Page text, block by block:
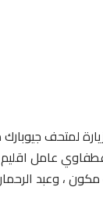
لمتحف جيوبارك
محمد عطفاوي عامل
مكون ، وعبد